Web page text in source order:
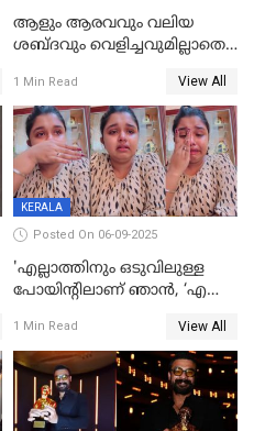
ആളും ആരവവും വലിയ
ശബ്ദവും വെളിച്ചവുമില്ലാതെ
വിവാഹിതയായെന്ന്‌ നടി ​
ഗ്രേസ് ആന്റണി
1 Min Read View All
KERALA
Posted On 06-09-2025
'എല്ലാത്തിനും ഒടുവിലുള്ള
പോയിന്റിലാണ് ഞാൻ, ‘എന്‍റെ
സ്നേഹിച്ചയാള്‍ തന്നെ
വഞ്ചിച്ചുപോയി’, ലൈവ്
വിഡിയോയിൽ
പൊട്ടിക്കരഞ്ഞ് നടി
1 Min Read View All